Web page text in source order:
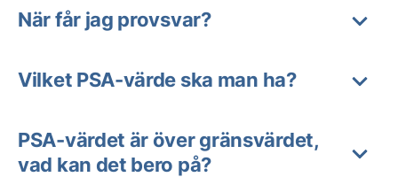
När får jag provsvar?
Vilket PSA-värde ska man ha?
PSA-värdet är över gränsvärdet,
vad kan det bero på?